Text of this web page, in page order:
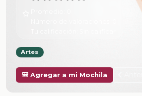
Artes
🎒 Agregar a mi Mochila